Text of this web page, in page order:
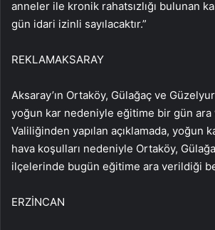
anneler ile kronik rahatsızlığı bulunan
gün idari izinli sayılacaktır.”
REKLAMAKSARAY
Aksaray’ın Ortaköy, Gülağaç ve
yoğun kar nedeniyle eğitime bir gün ara
Valiliğinden yapılan açıklamada, yoğun
hava koşulları nedeniyle Ortaköy,
ilçelerinde bugün eğitime ara verildiği
ERZİNCAN